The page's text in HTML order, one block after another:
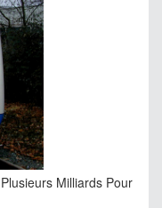
Milliards Pour